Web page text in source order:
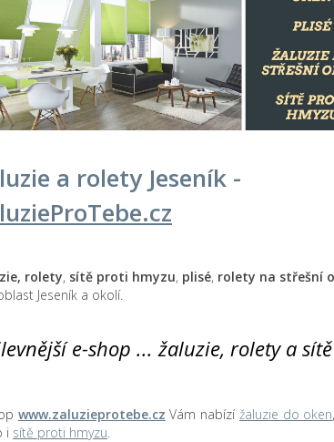
a rolety Jeseník -
ProTebe.cz
rolety, sítě proti hmyzu, plisé, rolety na střešní
Jeseník a okolí.
e-shop ... žaluzie, rolety a
www.zaluzieprotebe.cz Vám nabízí žaluzie do oken,
i sítě proti hmyzu